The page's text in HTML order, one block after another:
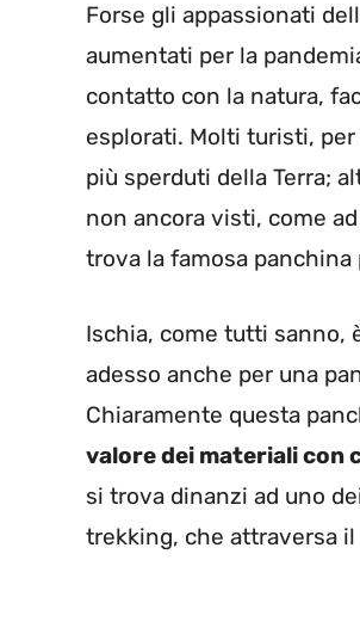
Forse gli appassionati
aumentati per la
contatto con la natura,
esplorati. Molti turisti,
più sperduti della Terra;
non ancora visti, come
trova la famosa panchina
Ischia, come tutti sanno,
adesso anche per una
Chiaramente questa
valore dei materiali con
si trova dinanzi ad uno
trekking, che attraversa il